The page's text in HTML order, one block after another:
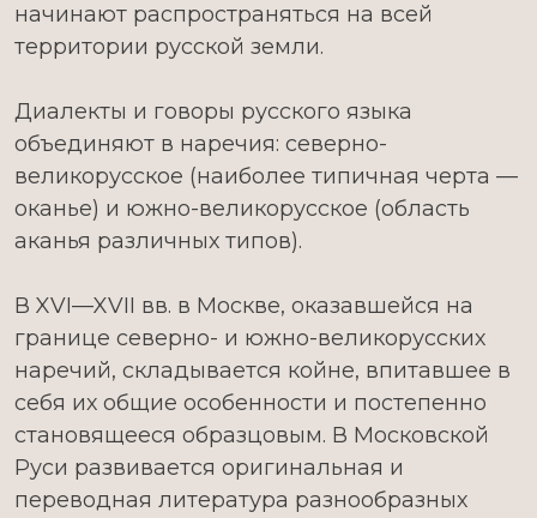
начинают распространяться на всей
территории русской земли.
Диалекты и говоры русского языка
объединяют в наречия: северно-
великорусское (наиболее типичная черта —
оканье) и южно-великорусское (область
аканья различных типов).
В XVI—XVII вв. в Москве, оказавшейся на
границе северно- и южно-великорусских
наречий, складывается койне, впитавшее в
себя их общие особенности и постепенно
становящееся образцовым. В Московской
Руси развивается оригинальная и
переводная литература разнообразных